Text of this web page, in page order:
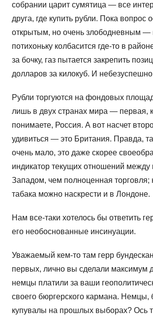
собрании царит сумятица — все
друга, где купить рубли. Пока вопрос
открытым, но очень злободневным —
потихоньку колбасится где-то в
за бочку, газ пытается закрепить
долларов за килокуб. И
Рубли торгуются на фондовых
лишь в двух странах мира — первая,
понимаете, Россия. А вот насчет
удивиться — это Британия. Правда,
очень мало, это даже скорее
индикатор текущих отношений между
Западом, чем полноценная
табака можно наскрести и в Лондоне.
Нам все-таки хотелось бы ответить
его необоснованные инсинуации.
Уважаемый кем-то там герр
первых, лично вы сделали максимум
немцы платили за ваши
своего бюргерского кармана. Немцы,
купувалы на прошлых выборах? Ось